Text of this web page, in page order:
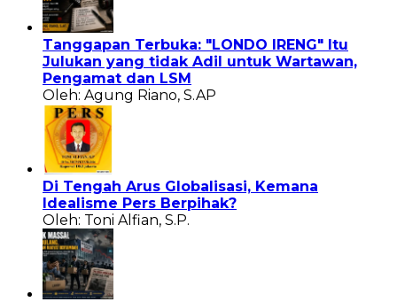
Tanggapan Terbuka: "LONDO IRENG" Itu
Julukan yang tidak Adil untuk Wartawan,
Pengamat dan LSM
Oleh: Agung Riano, S.AP
Di Tengah Arus Globalisasi, Kemana
Idealisme Pers Berpihak?
Oleh: Toni Alfian, S.P.